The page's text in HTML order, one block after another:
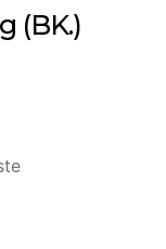
(BK.)